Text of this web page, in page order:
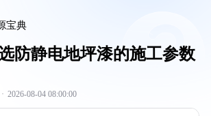
宝典
防静电地坪漆的施工参数
· 2026-08-04 08:00:00